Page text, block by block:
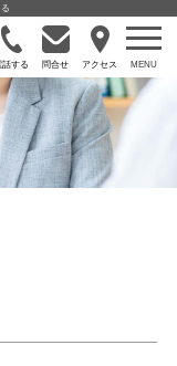
話する 問合せ アクセス